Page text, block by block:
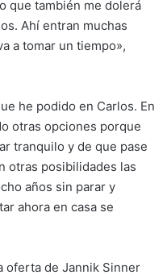
que también me dolerá
Ahí entran muchas
a tomar un tiempo»,
he podido en Carlos. En
otras opciones porque
tranquilo y de que pase
otras posibilidades las
años sin parar y
ahora en casa se
oferta de Jannik Sinner